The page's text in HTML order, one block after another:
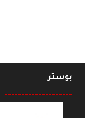
بمرشحي الحزب الشيوعي في
بوستر
--------------------